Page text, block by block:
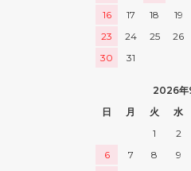
16
17 18 19
23
24 25 26
30
31
2026年
日
月 火 水
1
2
6
7 8 9